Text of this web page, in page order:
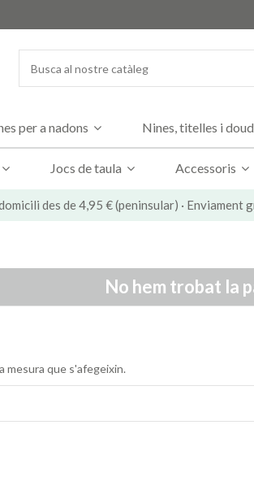
per a nadons Nines, titelles i
Jocs de taula Accessoris
des de 4,95 € (peninsular) ·
No hem trobat la
mesura que s'afegeixin.